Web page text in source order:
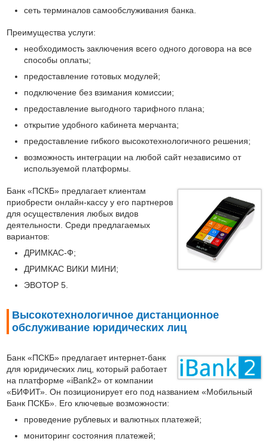
сеть терминалов самообслуживания банка.
Преимущества услуги:
необходимость заключения всего одного договора на все
способы оплаты;
предоставление готовых модулей;
подключение без взимания комиссии;
предоставление выгодного тарифного плана;
открытие удобного кабинета мерчанта;
предоставление гибкого высокотехнологичного решения;
возможность интеграции на любой сайт независимо от
используемой платформы.
Банк «ПСКБ» предлагает клиентам
приобрести онлайн-кассу у его партнеров
для осуществления любых видов
деятельности. Среди предлагаемых
вариантов:
ДРИМКАС-Ф;
ДРИМКАС ВИКИ МИНИ;
ЭВОТОР 5.
Высокотехнологичное дистанционное
обслуживание юридических лиц
Банк «ПСКБ» предлагает интернет-банк
для юридических лиц, который работает
на платформе «iBank2» от компании
«БИФИТ». Он позиционирует его под названием «Мобильный
Банк ПСКБ». Его ключевые возможности:
проведение рублевых и валютных платежей;
мониторинг состояния платежей;